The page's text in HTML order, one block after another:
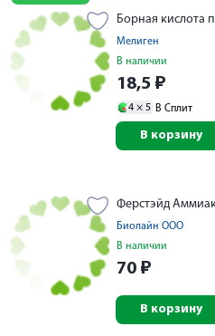
Борная кислота
Мелиген
В наличии
18,5 ₽
4 × 5 В Сплит
В корзину
Ферстэйд
Биолайн ООО
В наличии
70 ₽
В корзину